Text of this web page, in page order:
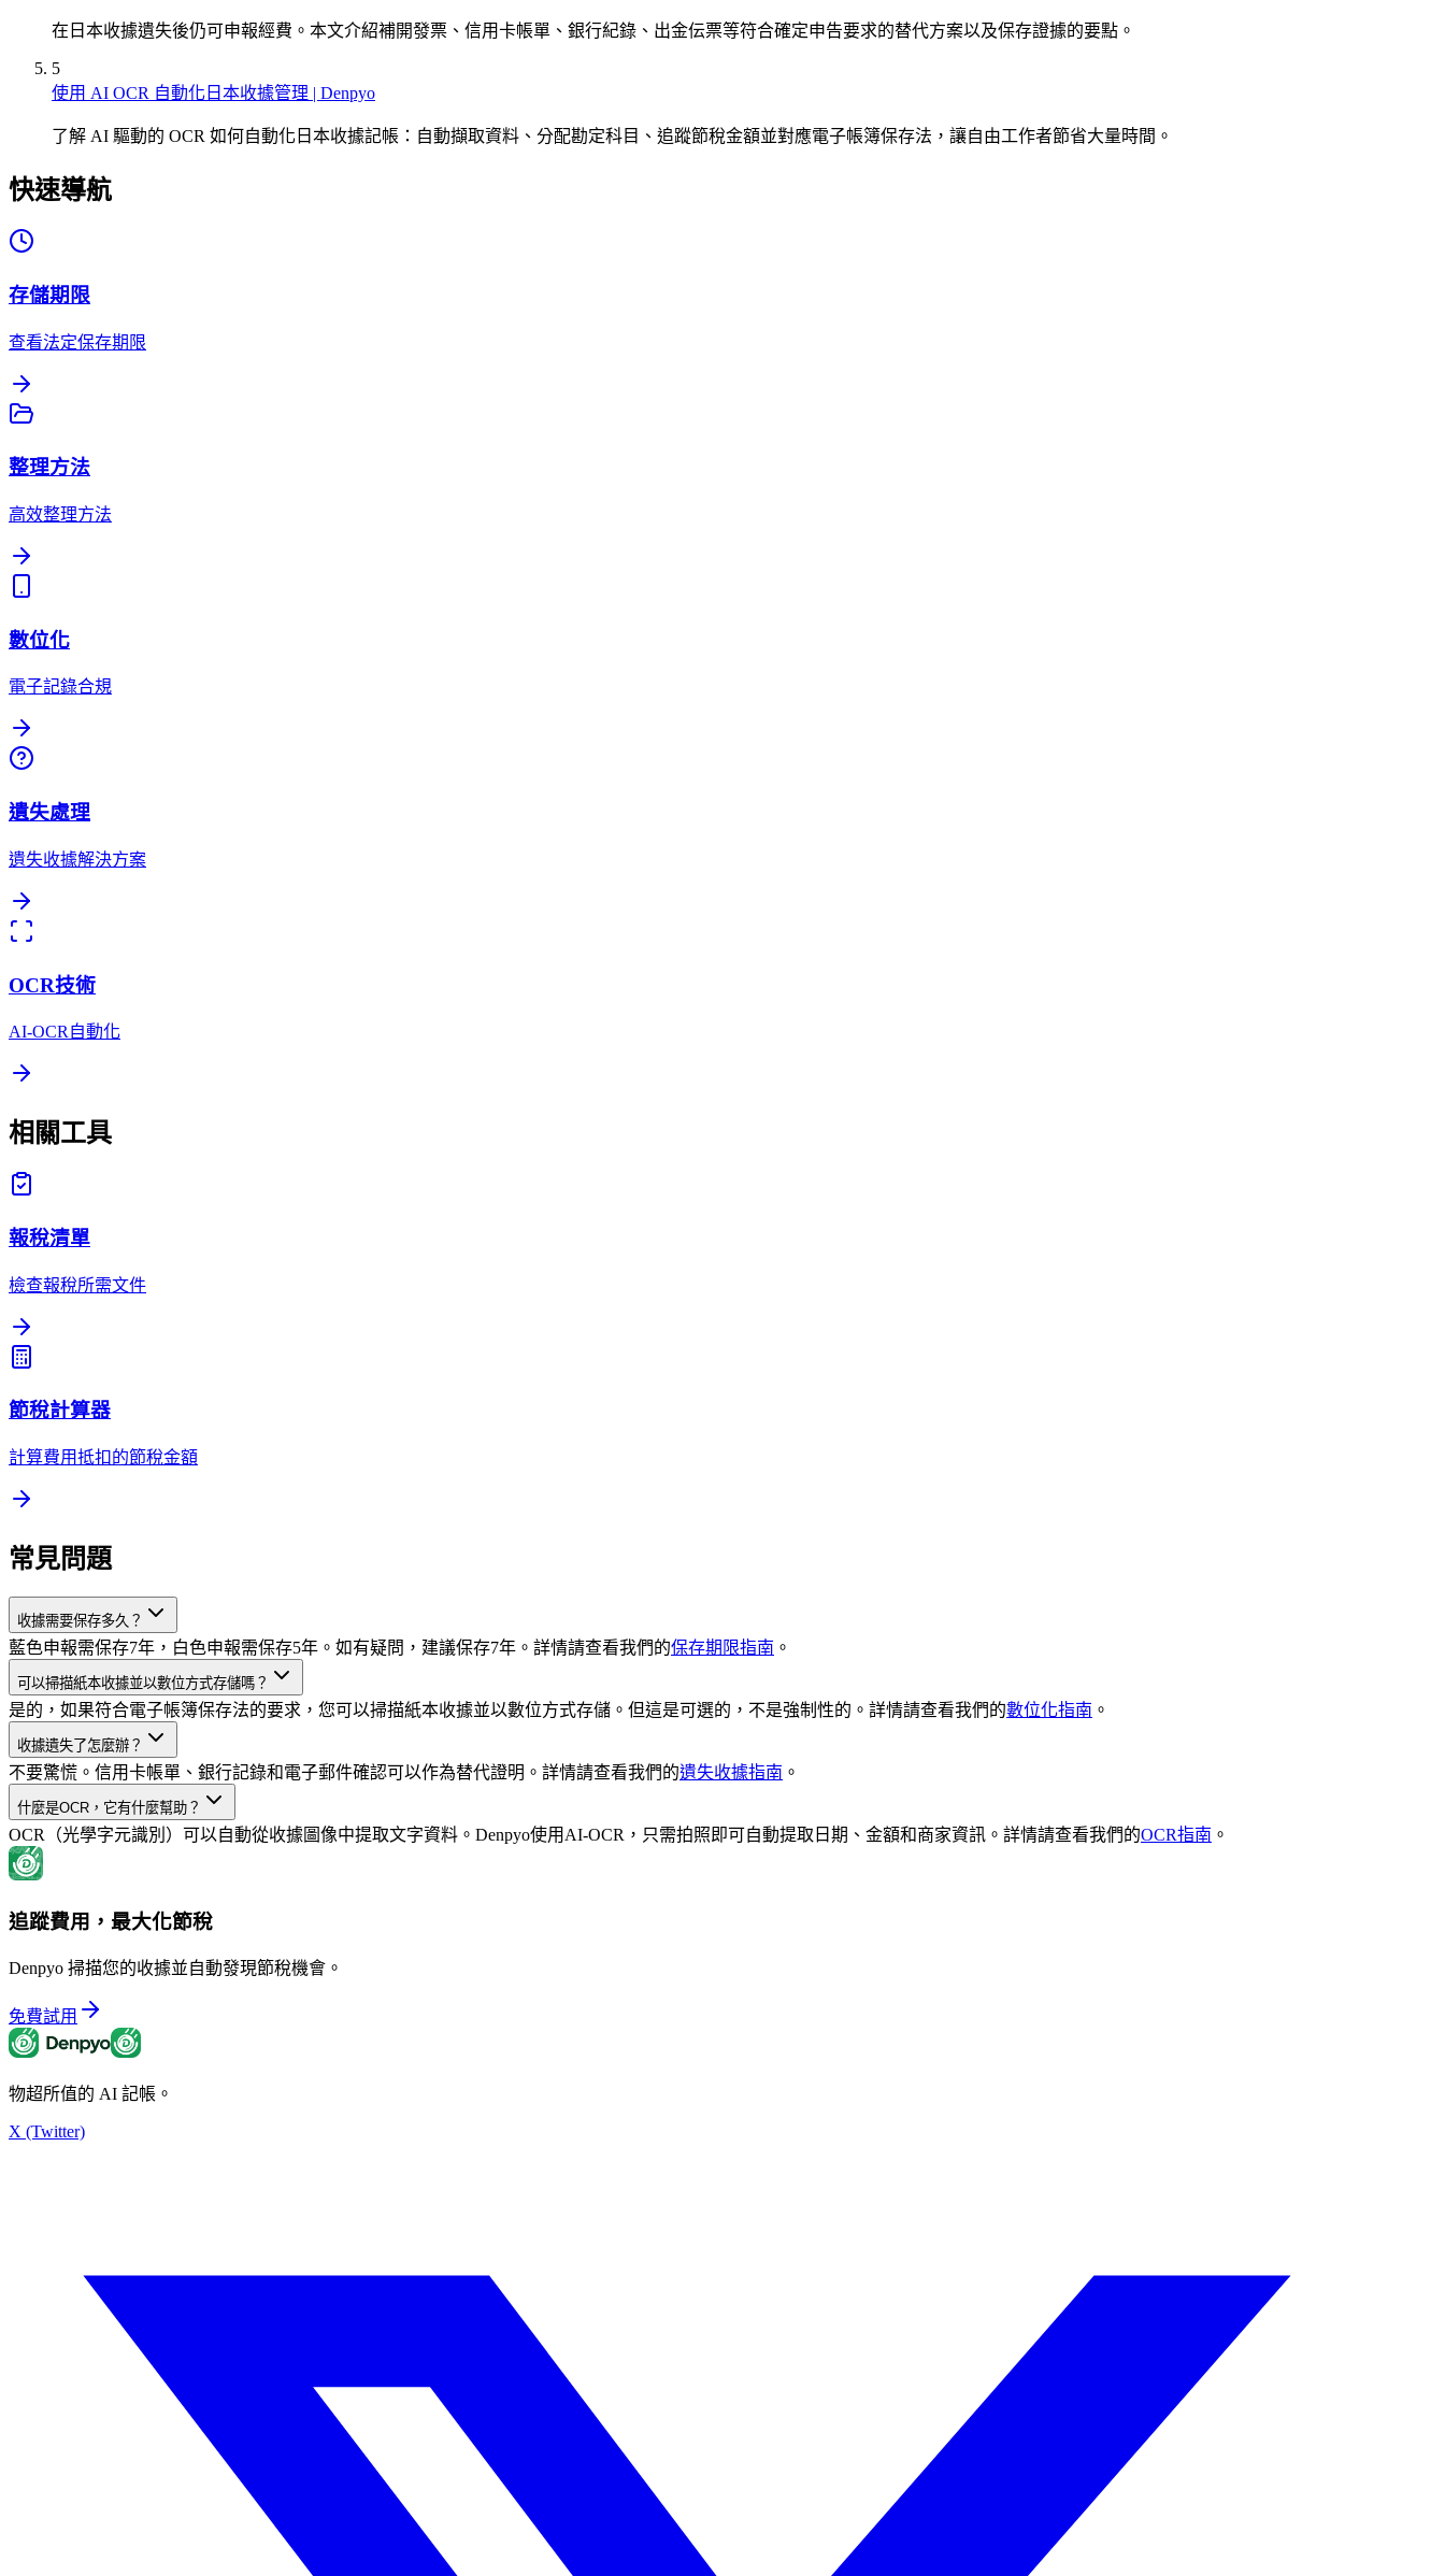
在日本收據遺失後仍可申報經費。本文介紹補開發票、信用卡帳單、銀行紀錄、出金伝票等符合確定申告要求的替代方案以及保存證據的要點。
5
使用 AI OCR 自動化日本收據管理 | Denpyo
了解 AI 驅動的 OCR 如何自動化日本收據記帳：自動擷取資料、分配勘定科目、追蹤節稅金額並對應電子帳簿保存法，讓自由工作者節省大量時間。
快速導航
存儲期限
查看法定保存期限
整理方法
高效整理方法
數位化
電子記錄合規
遺失處理
遺失收據解決方案
OCR技術
AI-OCR自動化
相關工具
報稅清單
檢查報稅所需文件
節稅計算器
計算費用抵扣的節稅金額
常見問題
收據需要保存多久？
藍色申報需保存7年，白色申報需保存5年。如有疑問，建議保存7年。詳情請查看我們的保存期限指南 。
可以掃描紙本收據並以數位方式存儲嗎？
是的，如果符合電子帳簿保存法的要求，您可以掃描紙本收據並以數位方式存儲。但這是可選的，不是強制性的。詳情請查看我們的數位化指南 。
收據遺失了怎麼辦？
不要驚慌。信用卡帳單、銀行記錄和電子郵件確認可以作為替代證明。詳情請查看我們的遺失收據指南 。
什麼是OCR，它有什麼幫助？
OCR（光學字元識別）可以自動從收據圖像中提取文字資料。Denpyo使用AI-OCR，只需拍照即可自動提取日期、金額和商家資訊。詳情請查看我們的OCR指南 。
追蹤費用，最大化節稅
Denpyo 掃描您的收據並自動發現節稅機會。
免費試用
物超所值的 AI 記帳。
X (Twitter)